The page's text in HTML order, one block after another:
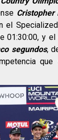
Cristopher
el
01:30:00, y el
segundos,